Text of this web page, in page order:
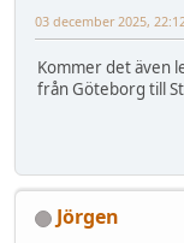
03 december 2025,
Kommer det även
från Göteborg till
Jörgen